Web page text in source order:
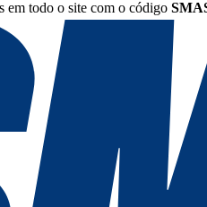
em todo o site com o código